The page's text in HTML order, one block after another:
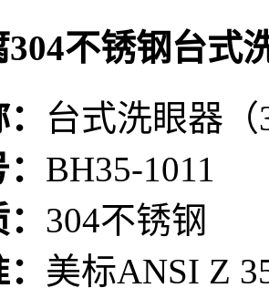
不锈钢台式
台式洗眼器（
BH35-1011
304不锈钢
美标ANSI Z